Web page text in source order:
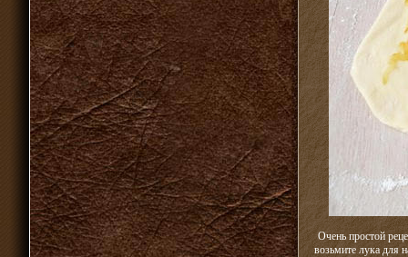
Очень простой
возьмите лука для